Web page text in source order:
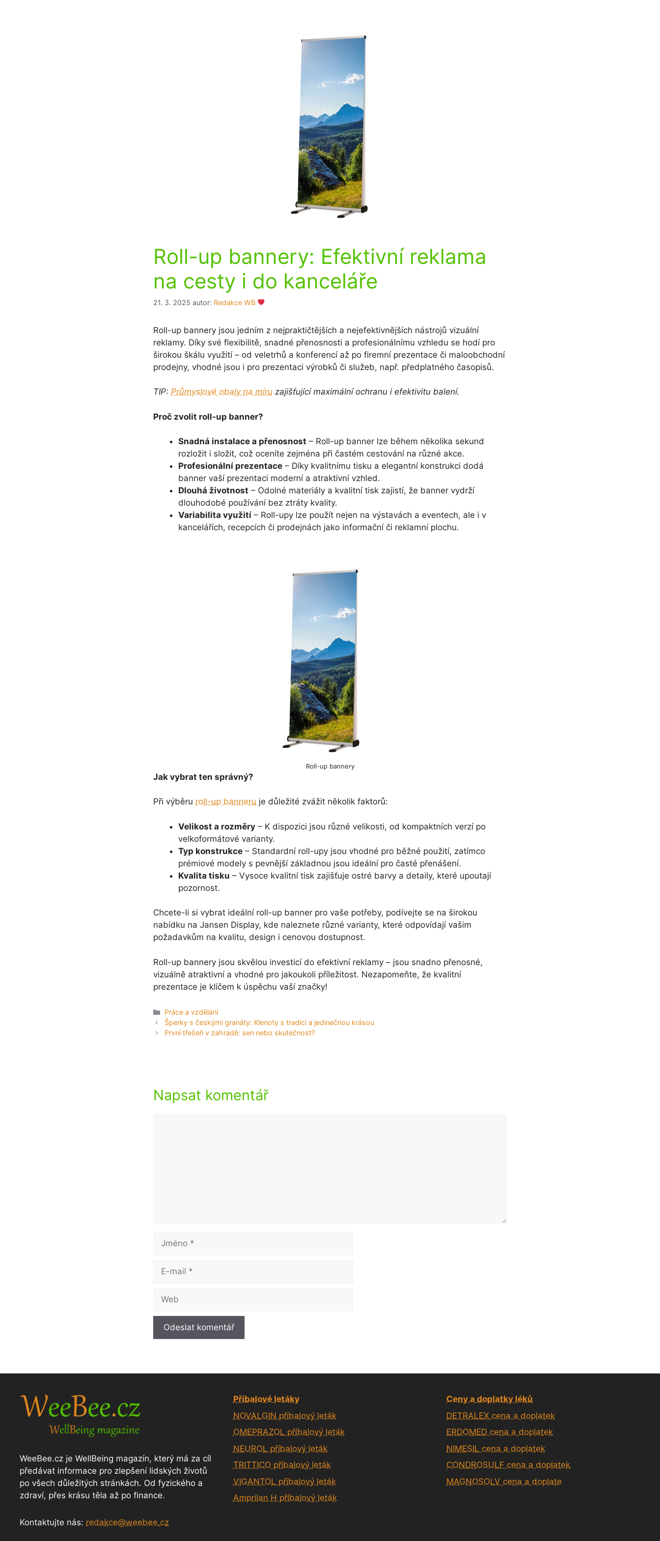
Roll-up bannery: Efektivní reklama
na cesty i do kanceláře
21. 3. 2025 autor: Redakce WB
Roll-up bannery jsou jedním z nejpraktičtějších a nejefektivnějších nástrojů vizuální
reklamy. Díky své flexibilitě, snadné přenosnosti a profesionálnímu vzhledu se hodí pro
širokou škálu využití – od veletrhů a konferencí až po firemní prezentace či maloobchodní
prodejny, vhodné jsou i pro prezentaci výrobků či služeb, např. předplatného časopisů.
TIP: Průmyslové obaly na míru zajišťující maximální ochranu i efektivitu balení.
Proč zvolit roll-up banner?
Snadná instalace a přenosnost – Roll-up banner lze během několika sekund
rozložit i složit, což oceníte zejména při častém cestování na různé akce.
Profesionální prezentace – Díky kvalitnímu tisku a elegantní konstrukci dodá
banner vaší prezentaci moderní a atraktivní vzhled.
Dlouhá životnost – Odolné materiály a kvalitní tisk zajistí, že banner vydrží
dlouhodobé používání bez ztráty kvality.
Variabilita využití – Roll-upy lze použít nejen na výstavách a eventech, ale i v
kancelářích, recepcích či prodejnách jako informační či reklamní plochu.
Roll-up bannery
Jak vybrat ten správný?
Při výběru roll-up banneru je důležité zvážit několik faktorů:
Velikost a rozměry – K dispozici jsou různé velikosti, od kompaktních verzí po
velkoformátové varianty.
Typ konstrukce – Standardní roll-upy jsou vhodné pro běžné použití, zatímco
prémiové modely s pevnější základnou jsou ideální pro časté přenášení.
Kvalita tisku – Vysoce kvalitní tisk zajišťuje ostré barvy a detaily, které upoutají
pozornost.
Chcete-li si vybrat ideální roll-up banner pro vaše potřeby, podívejte se na širokou
nabídku na Jansen Display, kde naleznete různé varianty, které odpovídají vašim
požadavkům na kvalitu, design i cenovou dostupnost.
Roll-up bannery jsou skvělou investicí do efektivní reklamy – jsou snadno přenosné,
vizuálně atraktivní a vhodné pro jakoukoli příležitost. Nezapomeňte, že kvalitní
prezentace je klíčem k úspěchu vaší značky!
Rubriky
Práce a vzdělání
Šperky s českými granáty: Klenoty s tradicí a jedinečnou krásou
První třešeň v zahradě: sen nebo skutečnost?
Napsat komentář
Jméno
Web
WeeBee.cz je WellBeing magazín, který má za cíl
předávat informace pro zlepšení lidských životů
po všech důležitých stránkách. Od fyzického a
zdraví, přes krásu těla až po finance.
Kontaktujte nás: redakce@weebee.cz
Příbalové letáky
NOVALGIN příbalový leták
OMEPRAZOL příbalový leták
NEUROL příbalový leták
TRITTICO příbalový leták
VIGANTOL příbalový leták
Amprilan H příbalový leták
Ceny a doplatky léků
DETRALEX cena a doplatek
ERDOMED cena a doplatek
NIMESIL cena a doplatek
CONDROSULF cena a doplatek
MAGNOSOLV cena a doplate